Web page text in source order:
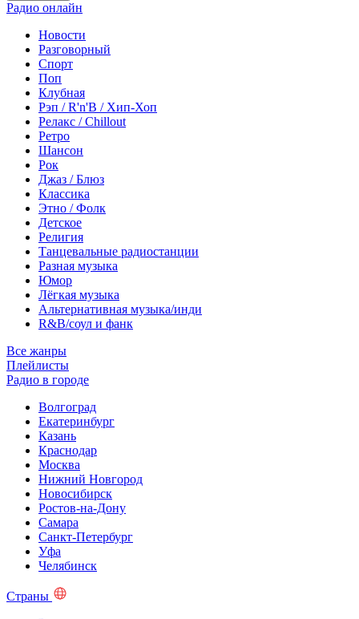
Радио онлайн
Новости
Разговорный
Спорт
Поп
Клубная
Рэп / R'n'B / Хип-Хоп
Релакс / Chillout
Ретро
Шансон
Рок
Джаз / Блюз
Классика
Этно / Фолк
Детское
Религия
Танцевальные радиостанции
Разная музыка
Юмор
Лёгкая музыка
Альтернативная музыка/инди
R&B/cоул и фанк
Все жанры
Плейлисты
Радио в городе
Волгоград
Екатеринбург
Казань
Краснодар
Москва
Нижний Новгород
Новосибирск
Ростов-на-Дону
Самара
Санкт-Петербург
Уфа
Челябинск
Страны